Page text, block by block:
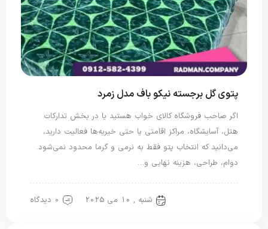
پتوی گل برجسته نیکو باف مدل زمرد
اگر صاحب فروشگاه کالای خواب هستید یا در بخش تدارکات
هتل، آسایشگاه، مراکز اقامتی یا حتی خیریه‌ها فعالیت دارید،
می‌دانید که انتخاب پتو فقط به نرمی و گرما محدود نمی‌شود.
دوام، طراحی، هزینه نهایی و…
شنبه , 10 می 2025 0 دیدگاه